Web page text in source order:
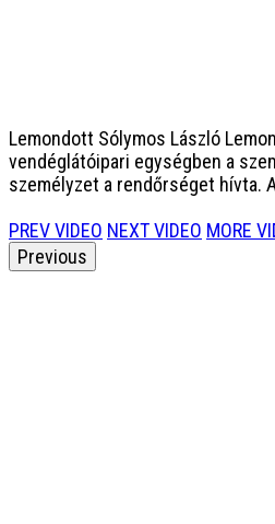
Lemondott Sólymos László
vendéglátóipari egységben a
személyzet a rendőrséget hívta.
PREV VIDEO NEXT VIDEO MORE
Previous